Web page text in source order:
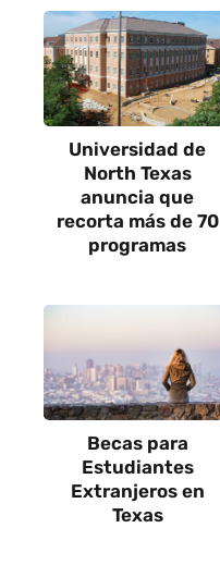
Universidad de
North Texas
anuncia que
recorta más de 70
programas
Becas para
Estudiantes
Extranjeros en
Texas